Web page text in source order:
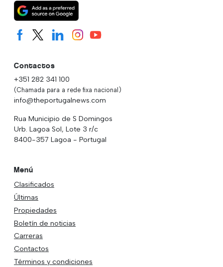
Contactos
+351 282 341 100
(Chamada para a rede fixa nacional)
info@theportugalnews.com
Rua Municipio de S Domingos
Urb. Lagoa Sol, Lote 3 r/c
8400-357 Lagoa - Portugal
Menú
Clasificados
Últimas
Propiedades
Boletín de noticias
Carreras
Contactos
Términos y condiciones